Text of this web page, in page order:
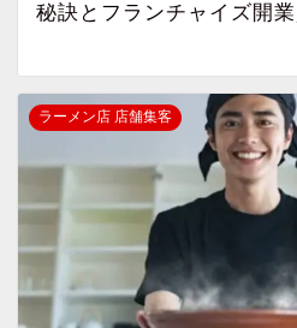
秘訣とフランチャイズ開
ラーメン店 店舗集客